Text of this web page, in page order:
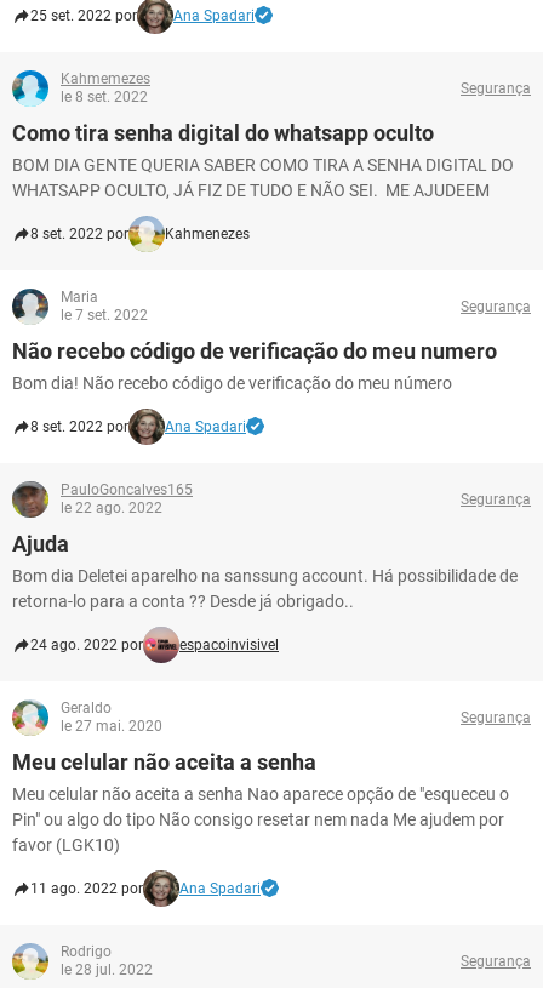
25 set. 2022 por Ana Spadari
Kahmemezes
le 8 set. 2022
Segurança
Como tira senha digital do whatsapp oculto
BOM DIA GENTE QUERIA SABER COMO TIRA A SENHA DIGITAL DO
WHATSAPP OCULTO, JÁ FIZ DE TUDO E NÃO SEI. ME AJUDEEM
8 set. 2022 por Kahmenezes
Maria
le 7 set. 2022
Segurança
Não recebo código de verificação do meu numero
Bom dia! Não recebo código de verificação do meu número
8 set. 2022 por Ana Spadari
PauloGoncalves165
le 22 ago. 2022
Segurança
Ajuda
Bom dia Deletei aparelho na sanssung account. Há possibilidade de
retorna-lo para a conta ?? Desde já obrigado..
24 ago. 2022 por espacoinvisivel
Geraldo
le 27 mai. 2020
Segurança
Meu celular não aceita a senha
Meu celular não aceita a senha Nao aparece opção de "esqueceu o
Pin" ou algo do tipo Não consigo resetar nem nada Me ajudem por
favor (LGK10)
11 ago. 2022 por Ana Spadari
Rodrigo
le 28 jul. 2022
Segurança